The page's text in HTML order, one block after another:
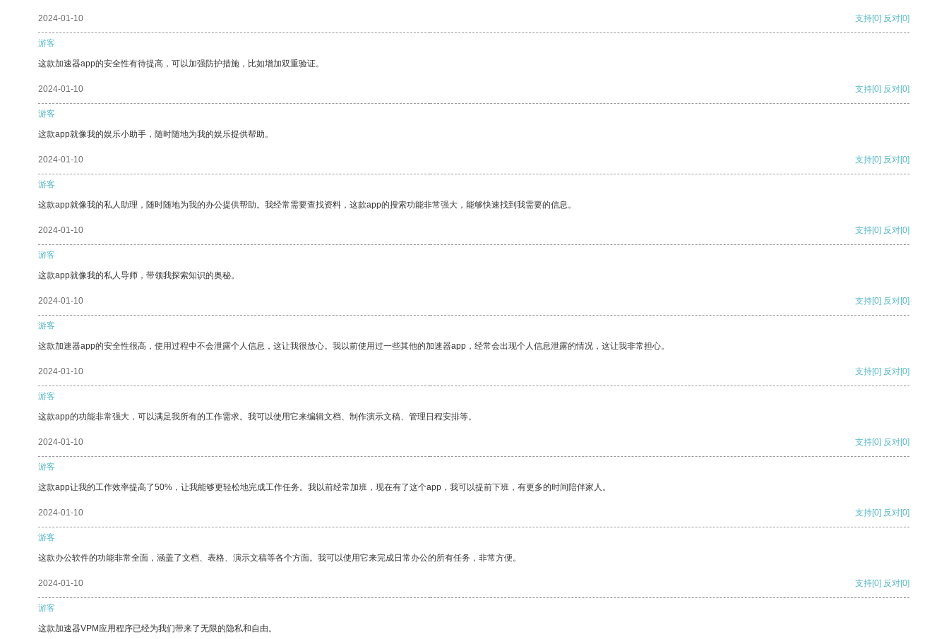
2024-01-10 支持[0] 反对[0]
游客
这款加速器app的安全性有待提高，可以加强防护措施，比如增加双重验证。
2024-01-10 支持[0] 反对[0]
游客
这款app就像我的娱乐小助手，随时随地为我的娱乐提供帮助。
2024-01-10 支持[0] 反对[0]
游客
这款app就像我的私人助理，随时随地为我的办公提供帮助。我经常需要查找资料，这款app的搜索功能非常强大，能够快速找到我需要的信息。
2024-01-10 支持[0] 反对[0]
游客
这款app就像我的私人导师，带领我探索知识的奥秘。
2024-01-10 支持[0] 反对[0]
游客
这款加速器app的安全性很高，使用过程中不会泄露个人信息，这让我很放心。我以前使用过一些其他的加速器app，经常会出现个人信息泄露的情况，这让我非常担心。
2024-01-10 支持[0] 反对[0]
游客
这款app的功能非常强大，可以满足我所有的工作需求。我可以使用它来编辑文档、制作演示文稿、管理日程安排等。
2024-01-10 支持[0] 反对[0]
游客
这款app让我的工作效率提高了50%，让我能够更轻松地完成工作任务。我以前经常加班，现在有了这个app，我可以提前下班，有更多的时间陪伴家人。
2024-01-10 支持[0] 反对[0]
游客
这款办公软件的功能非常全面，涵盖了文档、表格、演示文稿等各个方面。我可以使用它来完成日常办公的所有任务，非常方便。
2024-01-10 支持[0] 反对[0]
游客
这款加速器VPM应用程序已经为我们带来了无限的隐私和自由。